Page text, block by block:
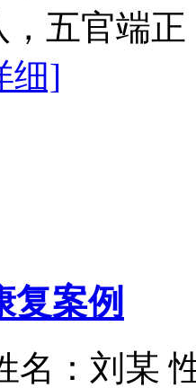
五官端
细]
复案例
名：刘某